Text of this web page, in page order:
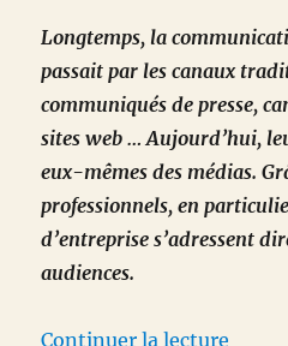
Longtemps, la
passait par les canaux
communiqués de presse,
sites web … Aujourd’hui,
eux-mêmes des médias.
professionnels, en
d’entreprise s’adressent
audiences.
Continuer la lecture